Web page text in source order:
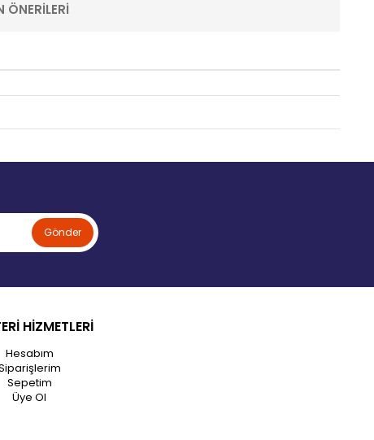
ÖNERILERI
Gönder
HİZMETLERİ
Hesabım
Sepetim
Üye Ol